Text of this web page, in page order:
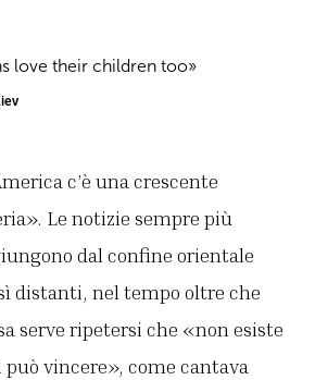
love their children too»
c’è una crescente
Le notizie sempre più
dal confine orientale
distanti, nel tempo oltre che
serve ripetersi che «non esiste
vincere», come cantava